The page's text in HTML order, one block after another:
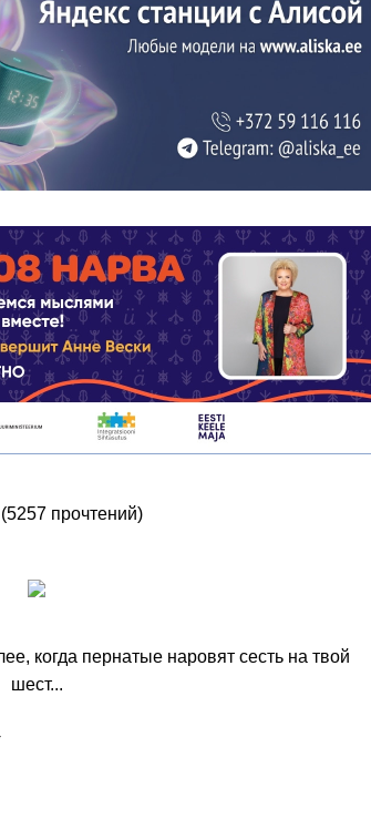
(5257 прочтений)
когда пернатые наровят сесть на твой
шест...